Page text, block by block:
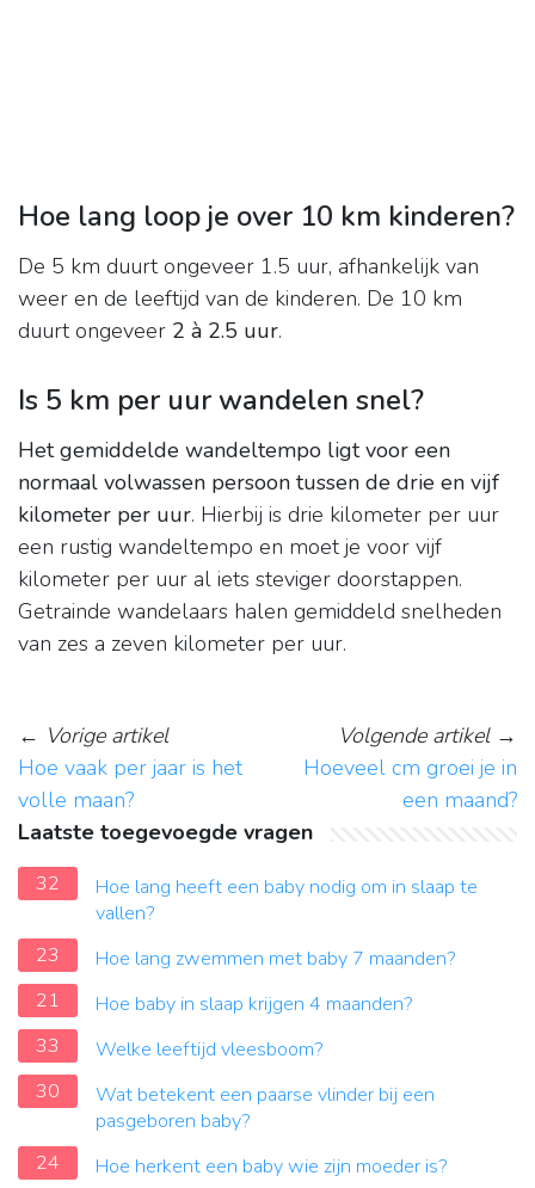
Hoe lang loop je over 10 km kinderen?
De 5 km duurt ongeveer 1.5 uur, afhankelijk van
weer en de leeftijd van de kinderen. De 10 km
duurt ongeveer 2 à 2.5 uur.
Is 5 km per uur wandelen snel?
Het gemiddelde wandeltempo ligt voor een
normaal volwassen persoon tussen de drie en vijf
kilometer per uur. Hierbij is drie kilometer per uur
een rustig wandeltempo en moet je voor vijf
kilometer per uur al iets steviger doorstappen.
Getrainde wandelaars halen gemiddeld snelheden
van zes a zeven kilometer per uur.
← Vorige artikel
Hoe vaak per jaar is het
volle maan?
Volgende artikel→
Hoeveel cm groei je in
een maand?
Laatste toegevoegde vragen
32
Hoe lang heeft een baby nodig om in slaap te
vallen?
23
Hoe lang zwemmen met baby 7 maanden?
21
Hoe baby in slaap krijgen 4 maanden?
33
Welke leeftijd vleesboom?
30
Wat betekent een paarse vlinder bij een
pasgeboren baby?
24
Hoe herkent een baby wie zijn moeder is?